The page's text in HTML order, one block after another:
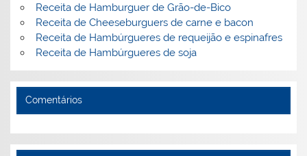
Receita de Hamburguer de Grão-de-Bico
Receita de Cheeseburguers de carne e bacon
Receita de Hambúrgueres de requeijão e espinafres
Receita de Hambúrgueres de soja
Comentários